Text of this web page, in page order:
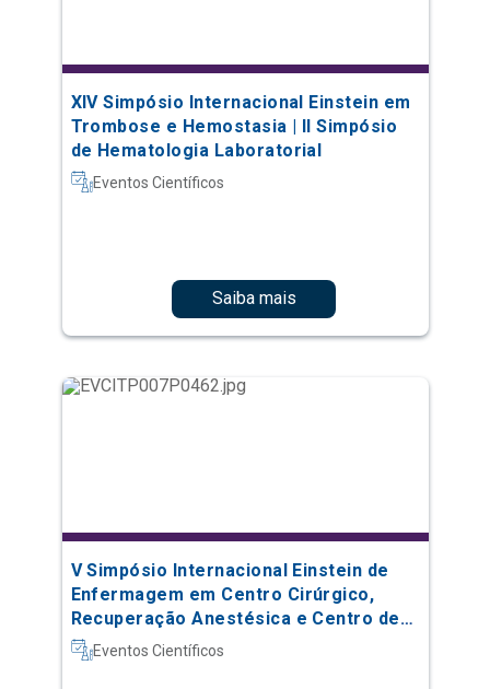
XIV Simpósio Internacional Einstein em
Trombose e Hemostasia | II Simpósio
de Hematologia Laboratorial
Eventos Científicos
Saiba mais
V Simpósio Internacional Einstein de
Enfermagem em Centro Cirúrgico,
Recuperação Anestésica e Centro de
Material e Esterilização
Eventos Científicos